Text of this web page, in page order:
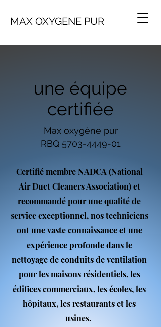
MAX OXYGENE PUR
une équipe
certifiée
Max oxygène pur
RBQ 5703-4449-01
Certifié membre NADCA (National
Air Duct Cleaners Association) et
recommandé pour une qualité de
service exceptionnel, nos techniciens
ont une vaste connaissance et une
expérience profonde dans le
nettoyage de conduits de ventilation
pour les maisons résidentiels, les
édifices commerciaux, les écoles, les
hôpitaux, les restaurants et les
usines.